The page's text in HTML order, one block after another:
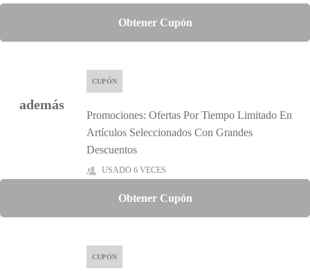
Obtener Cupón
además
CUPÓN
Promociones: Ofertas Por Tiempo Limitado En
Artículos Seleccionados Con Grandes
Descuentos
USADO 6 VECES
Obtener Cupón
CUPÓN